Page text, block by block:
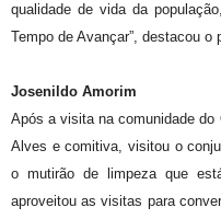
qualidade de vida da
Tempo de Avançar”, destacou o
Josenildo Amorim
Após a visita na comunidade do
Alves e comitiva, visitou o
o mutirão de limpeza que
aproveitou as visitas para